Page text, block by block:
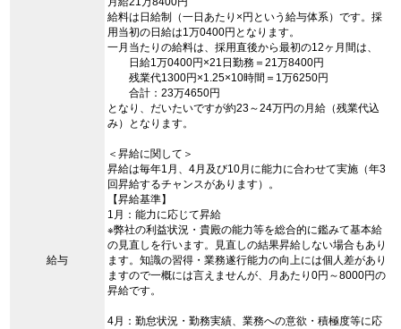
給与
給料は日給制（一日あたり×円という給与体系）です。採
用当初の日給は1万0400円となります。
一月当たりの給料は、採用直後から最初の12ヶ月間は、
日給1万0400円×21日勤務＝21万8400円
残業代1300円×1.25×10時間＝1万6250円
合計：23万4650円
となり、だいたいですが約23～24万円の月給（残業代込
み）となります。
＜昇給に関して＞
昇給は毎年1月、4月及び10月に能力に合わせて実施（年3
回昇給するチャンスがあります）。
【昇給基準】
1月：能力に応じて昇給
※弊社の利益状況・貴殿の能力等を総合的に鑑みて基本給
の見直しを行います。見直しの結果昇給しない場合もあり
ます。知識の習得・業務遂行能力の向上には個人差があり
ますので一概には言えませんが、月あたり0円～8000円の
昇給です。
4月：勤怠状況・勤務実績、業務への意欲・積極度等に応